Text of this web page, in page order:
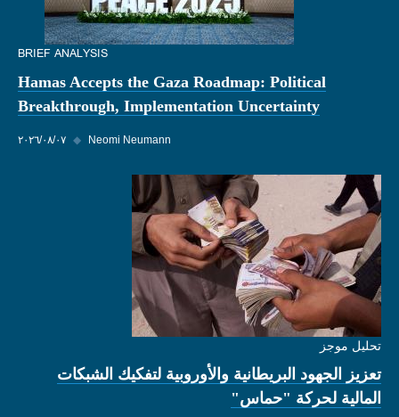
BRIEF ANALYSIS
Hamas Accepts the Gaza Roadmap: Political
Breakthrough, Implementation Uncertainty
٠٧‏/٠٨‏/٢٠٢٦ ◆ Neomi Neumann
تحليل موجز
تعزيز الجهود البريطانية والأوروبية لتفكيك الشبكات
المالية لحركة "حماس"